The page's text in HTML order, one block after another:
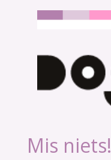
Mis niets!